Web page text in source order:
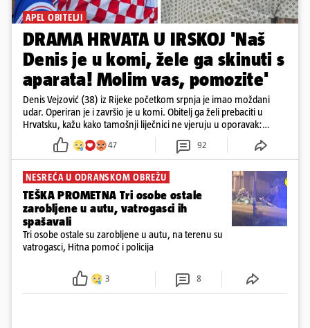
APEL OBITELJI
DRAMA HRVATA U IRSKOJ 'Naš
Denis je u komi, žele ga skinuti s
aparata! Molim vas, pomozite'
Denis Vejzović (38) iz Rijeke početkom srpnja je imao moždani
udar. Operiran je i završio je u komi. Obitelj ga želi prebaciti u
Hrvatsku, kažu kako tamošnji liječnici ne vjeruju u oporavak:
'Imamo 72 sata'
47 92
NESREĆA U ODRANSKOM OBREŽU
TEŠKA PROMETNA Tri osobe ostale
zarobljene u autu, vatrogasci ih
spašavali
Tri osobe ostale su zarobljene u autu, na terenu su
vatrogasci, Hitna pomoć i policija
3 8